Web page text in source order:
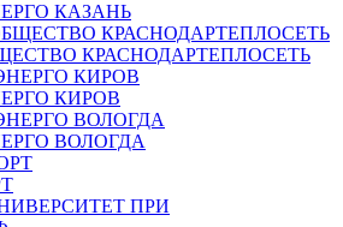
КАЗАНЬ
КРАСНОДАРТЕПЛОСЕТЬ
КИРОВ
ВОЛОГДА